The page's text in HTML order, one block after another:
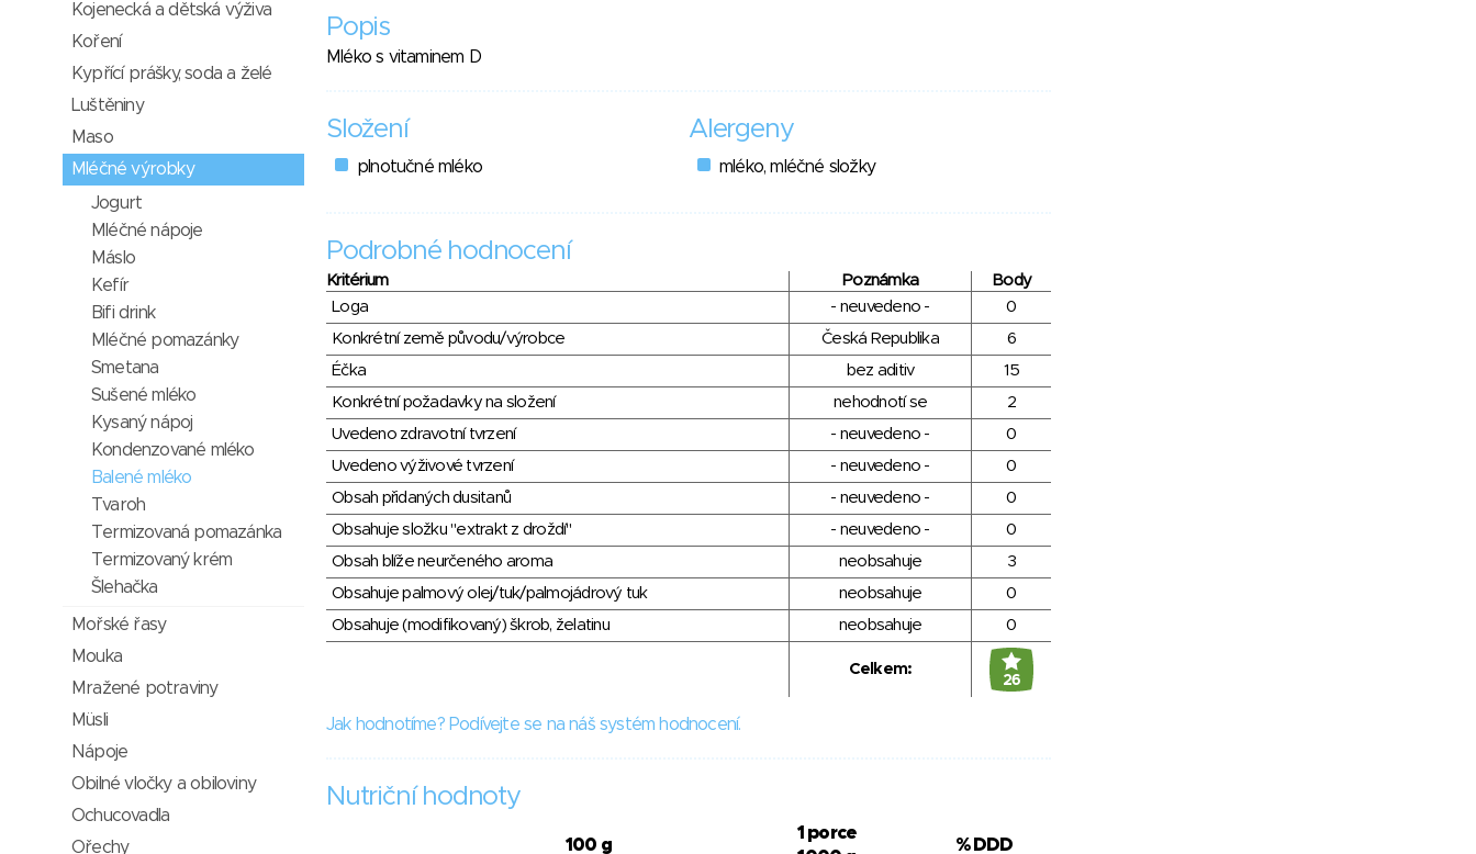
Popis
Mléko s vitaminem D
Složení
plnotučné mléko
Alergeny
mléko, mléčné složky
Podrobné hodnocení
Kritérium Poznámka
Body
Loga
- neuvedeno -
0
Konkrétní země původu/výrobce
Česká Republika
6
Éčka
bez aditiv
15
Konkrétní požadavky na složení
nehodnotí se
2
Uvedeno zdravotní tvrzení
- neuvedeno -
0
Uvedeno výživové tvrzení
- neuvedeno -
0
Obsah přidaných dusitanů
- neuvedeno -
0
Obsahuje složku "extrakt z droždí"
- neuvedeno -
0
Obsah blíže neurčeného aroma
neobsahuje
3
Obsahuje palmový olej/tuk/palmojádrový tuk
neobsahuje
0
Obsahuje (modifikovaný) škrob, želatinu
neobsahuje 0
Celkem:
26
Jak hodnotíme? Podívejte se na náš systém hodnocení.
Nutriční hodnoty
100 g
1 porce
% DDD
Kojenecká a dětská výživa
Koření
Kypřící prášky, soda a želé
Luštěniny
Maso
Mléčné výrobky
Jogurt
Mléčné nápoje
Máslo
Kefír
Bifi drink
Mléčné pomazánky
Smetana
Sušené mléko
Kysaný nápoj
Kondenzované mléko
Balené mléko
Tvaroh
Termizovaná pomazánka
Termizovaný krém
Šlehačka
Mořské řasy
Mouka
Mražené potraviny
Müsli
Nápoje
Obilné vločky a obiloviny
Ochucovadla
Ořechy